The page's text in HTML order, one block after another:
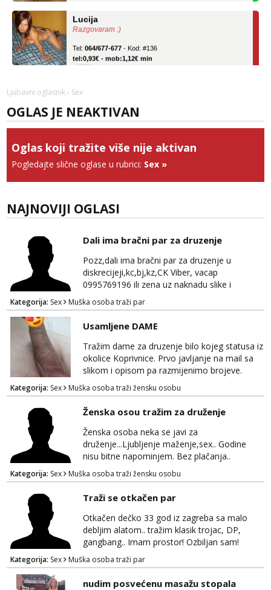
Razgovaram :)
tel:0,93€ - mob:1,12€ min
Obavijesti me kada se oslobodi
Čekam tvoj poziv!
Tel:064/677-677- Kod: #74
Zara
Anđela
Tel:064/677-677 - Kod: #142
Ljubavni oglasnik › Sex
OGLAS JE NEAKTIVAN
Oglas koji tražite više nije aktivan
Pogledajte slične oglase u rubrici: Sex »
NAJNOVIJI OGLASI
Dali ima bračni par za druzenje
Pozz,dali ima bračni par za druzenje u
diskrecijeji,kc,bj,kz,CK Viber, vacap
0995769196 ili zena uz naknadu slike i
dopisivanje ne zanima me
Kategorija: Sex Muška osoba traži par
Usamljene DAME
Tražim dame za druzenje bilo kojeg statusa iz
okolice Koprivnice. Prvo javljanje na mail sa
slikom i opisom pa razmijenimo brojeve.
Muski i bonovi STOP.
Kategorija: Sex Muška osoba traži žensku osobu
Ženska osou tražim za druženje
Ženska osoba neka se javi za
druženje...Ljubljenje maženje,sex.. Godine
nisu bitne napominjem. Bez plačanja..
ZAGREB-okolica. Javite se na whatsapp viber
sms 0995323582
Kategorija: Sex Muška osoba traži žensku osobu
Traži se otkačen par
Otkačen dečko 33 god iz zagreba sa malo
debljim alatom.. tražim klasik trojac, DP,
gangbang.. Imam prostor! Ozbiljan sam!
Kondomi i higijena od mene zajamceni :)
Može i normalna dama/cura koja voli
swingati! :) 0924510862
Kategorija: Sex Muška osoba traži par
nudim posvećenu masažu stopala